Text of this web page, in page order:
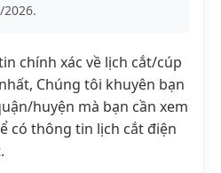
chính xác về lịch cắt/cúp
Chúng tôi khuyên bạn
huyện mà bạn cần xem
có thông tin lịch cắt điện